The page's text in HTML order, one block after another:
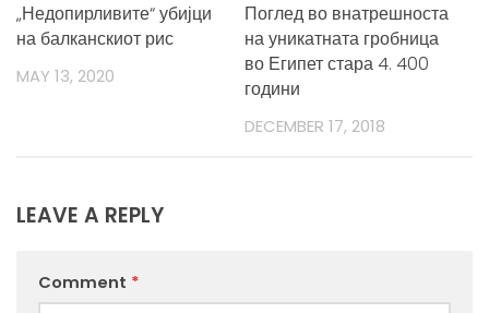
„Недопирливите“ убијци
на балканскиот рис
MAY 13, 2020
Поглед во внатрешноста
на уникатната гробница
во Египет стара 4. 400
години
DECEMBER 17, 2018
LEAVE A REPLY
Comment *